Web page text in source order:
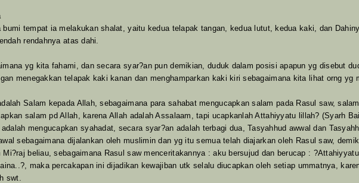
tempat ia melakukan shalat, yaitu kedua telapak tangan, kedua lutut, kedua kaki, dan
rendahnya atas dahi.
yg kita fahami, dan secara syar?an pun demikian, duduk dalam posisi apapun yg disebut
menegakkan telapak kaki kanan dan menghamparkan kaki kiri sebagaimana kita lihat orng yg
Salam kepada Allah, sebagaimana para sahabat mengucapkan salam pada Rasul saw,
salam pd Allah, karena Allah adalah Assalaam, tapi ucapkanlah Attahiyyatu lillah? (Syarh
mengucapkan syahadat, secara syar?an adalah terbagi dua, Tasyahhud awwal dan
sebagaimana dijalankan oleh muslimin dan yg itu semua telah diajarkan oleh Rasul saw,
beliau, sebagaimana Rasul saw menceritakannya : aku bersujud dan berucap :
maka percakapan ini dijadikan kewajiban utk selalu diucapkan oleh setiap ummatnya,
swt.